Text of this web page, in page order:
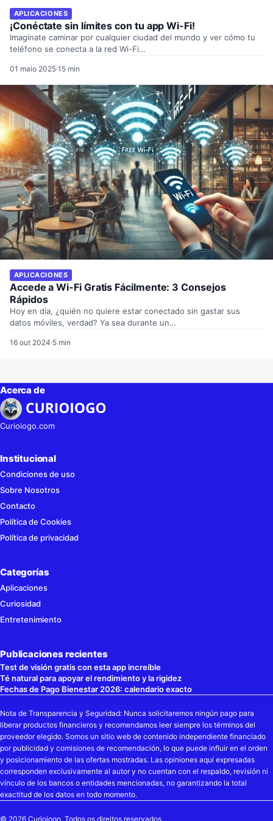
APLICACIONES
¡Conéctate sin límites con tu app Wi-Fi!
Imagínate caminar por cualquier ciudad del mundo y ver cómo tu
teléfono se conecta a la red Wi-Fi…
01 maio 2025·15 min
APLICACIONES
Accede a Wi-Fi Gratis Fácilmente: 3 Consejos
Rápidos
Hoy en día, ¿quién no quiere estar conectado sin gastar sus
datos móviles, verdad? Ya sea durante un…
16 out 2024·5 min
Acerca de
Curioiogo.com
Institucional
Condiciones de uso
Sobre Nosotros
Contacto
Política de Cookies
Política de privacidad
Categorías
Aplicaciones
Curiosidad
Entretenimiento
Publicaciones recientes
Test de visión gratis con esta app increíble
Té natural para apoyar el rendimiento y la rigidez
Fechas de Pago Bienestar 2026: calendario exacto
Nota de Transparencia y Seguridad: Nunca solicitaremos ningún pago para
liberar productos financieros y recomendamos leer siempre los términos del
proveedor elegido. Somos un sitio web de contenido independiente financiado
por publicidad y comisiones de recomendación, lo que puede influir en el orden
y posicionamiento de las ofertas mostradas. Las opiniones aquí expresadas
corresponden exclusivamente al autor y no cuentan con el respaldo, revisión ni
vínculo de los bancos o entidades mencionadas, no garantizando la total
exactitud de los datos en todo momento.
© 2026 Curioiogo. Todos os direitos reservados.